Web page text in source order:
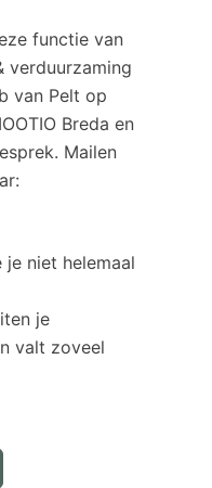
functie van
verduurzaming
van Pelt op
Breda en
Mailen
je niet helemaal
je
valt zoveel